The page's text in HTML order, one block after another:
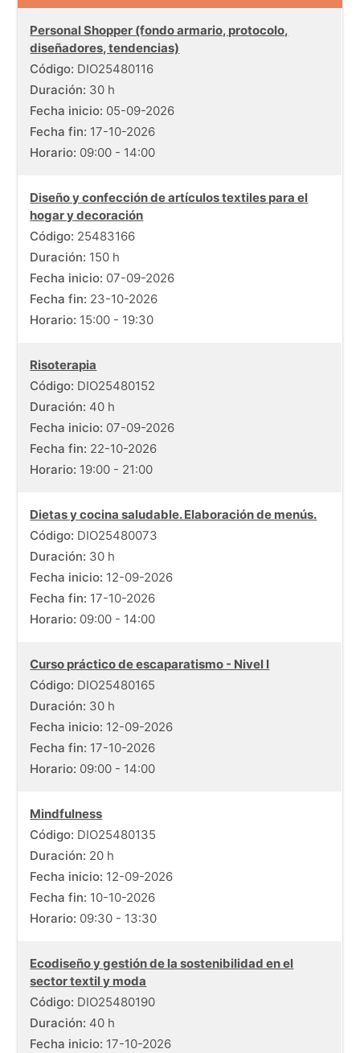
Código: DIO25480116
Personal Shopper (fondo armario, protocolo,
diseñadores, tendencias)
Duración: 30 h
Fecha inicio: 05-09-2026
Fecha fin: 17-10-2026
Horario: 09:00 - 14:00
Código: 25483166
Diseño y confección de artículos textiles para el
hogar y decoración
Duración: 150 h
Fecha inicio: 07-09-2026
Fecha fin: 23-10-2026
Horario: 15:00 - 19:30
Código: DIO25480152
Risoterapia
Duración: 40 h
Fecha inicio: 07-09-2026
Fecha fin: 22-10-2026
Horario: 19:00 - 21:00
Código: DIO25480073
Dietas y cocina saludable. Elaboración de menús.
Duración: 30 h
Fecha inicio: 12-09-2026
Fecha fin: 17-10-2026
Horario: 09:00 - 14:00
Código: DIO25480165
Curso práctico de escaparatismo - Nivel I
Duración: 30 h
Fecha inicio: 12-09-2026
Fecha fin: 17-10-2026
Horario: 09:00 - 14:00
Código: DIO25480135
Mindfulness
Duración: 20 h
Fecha inicio: 12-09-2026
Fecha fin: 10-10-2026
Horario: 09:30 - 13:30
Código: DIO25480190
Ecodiseño y gestión de la sostenibilidad en el
sector textil y moda
Duración: 40 h
Fecha inicio: 17-10-2026